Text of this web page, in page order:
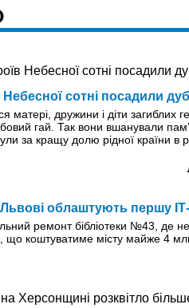
Небесної сотні посадили
матері, дружини і діти загиблих
гай. Так вони вшанували
за кращу долю рідної країни в
облаштують першу ІТ-
ремонт бібліотеки №43, де
що коштуватиме місту майже 4